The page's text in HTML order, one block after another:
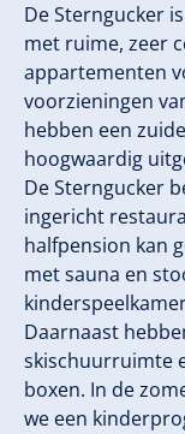
De Sterngucker
met ruime, zeer
appartementen
voorzieningen
hebben een
hoogwaardig
De Sterngucker
ingericht
halfpension kan
met sauna en
Daarnaast
skischuurruimte
boxen. In de
we een